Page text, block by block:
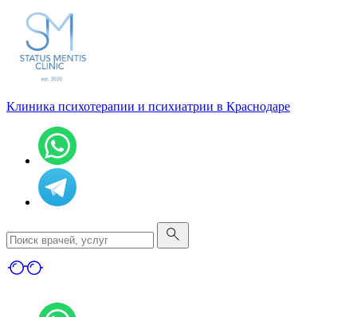
Клиника психотерапии и психиатрии в Краснодаре